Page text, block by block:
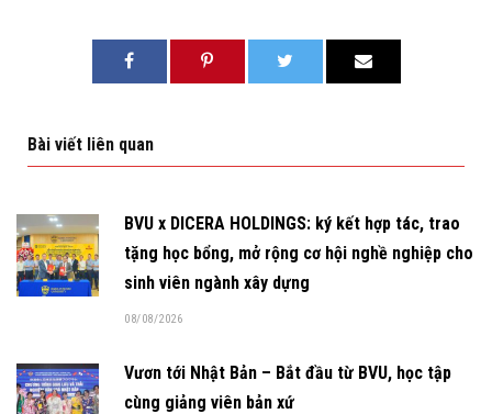
Bài viết liên quan
BVU x DICERA HOLDINGS: ký kết hợp tác, trao
tặng học bổng, mở rộng cơ hội nghề nghiệp cho
sinh viên ngành xây dựng
08/08/2026
Vươn tới Nhật Bản – Bắt đầu từ BVU, học tập
cùng giảng viên bản xứ